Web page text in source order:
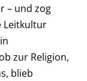
– und zog
Leitkultur
zur Religion,
blieb